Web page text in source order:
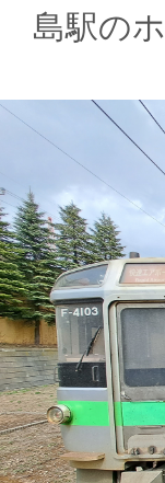
島駅の